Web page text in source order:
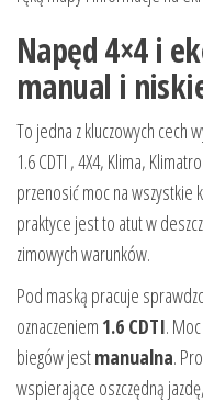
Napęd 4×4 i
manual i
To jedna z kluczowych cech
1.6 CDTI , 4X4, Klima,
przenosić moc na wszystkie
praktyce jest to atut w
zimowych warunków.
Pod maską pracuje
oznaczeniem 1.6 CDTI.
biegów jestmanualna.
wspierające oszczędną